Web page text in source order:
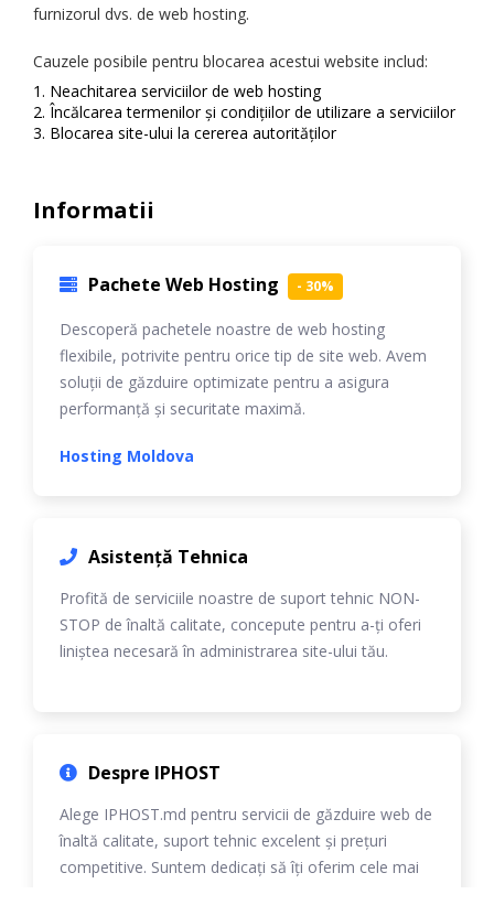
furnizorul dvs. de web hosting.
Cauzele posibile pentru blocarea acestui website includ:
Neachitarea serviciilor de web hosting
Încălcarea termenilor și condițiilor de utilizare a serviciilor
Blocarea site-ului la cererea autorităților
Informatii
Pachete Web Hosting - 30%
Descoperă pachetele noastre de web hosting
flexibile, potrivite pentru orice tip de site web. Avem
soluții de găzduire optimizate pentru a asigura
performanță și securitate maximă.
Hosting Moldova
Asistență Tehnica
Profită de serviciile noastre de suport tehnic NON-
STOP de înaltă calitate, concepute pentru a-ți oferi
liniștea necesară în administrarea site-ului tău.
Despre IPHOST
Alege IPHOST.md pentru servicii de găzduire web de
înaltă calitate, suport tehnic excelent și prețuri
competitive. Suntem dedicați să îți oferim cele mai